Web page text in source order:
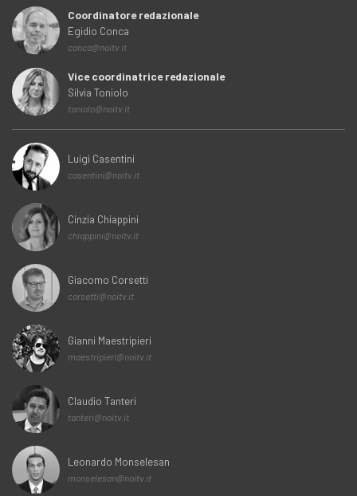
Coordinatore redazionale
Egidio Conca
conca@noitv.it
Vice coordinatrice redazionale
Silvia Toniolo
toniolo@noitv.it
Luigi Casentini
casentini@noitv.it
Cinzia Chiappini
chiappini@noitv.it
Giacomo Corsetti
corsetti@noitv.it
Gianni Maestripieri
maestripieri@noitv.it
Claudio Tanteri
tanteri@noitv.it
Leonardo Monselesan
monselesan@noitv.it